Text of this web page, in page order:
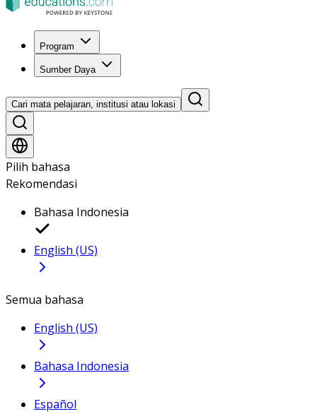
Program
Sumber Daya
Cari mata pelajaran, institusi atau lokasi
Pilih bahasa
Rekomendasi
Bahasa Indonesia
English (US)
Semua bahasa
English (US)
Bahasa Indonesia
Español